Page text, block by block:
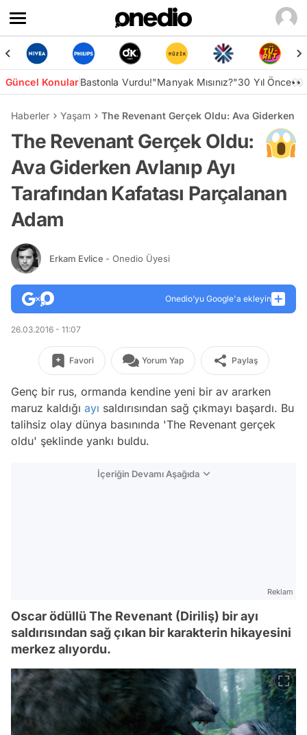
Güncel KonularBastonla Vurdu!"Manyak Mısınız?"30 Yıl Önce👀
Haberler Yaşam The Revenant Gerçek Oldu: Ava Giderken
The Revenant Gerçek Oldu:
Ava Giderken Avlanıp Ayı
Tarafından Kafatası Parçalanan
Adam
Erkam Evlice - Onedio Üyesi
Onedio’yu Google'a ekleyin
26.03.2016 - 11:07
Favori Yorum Yap Paylaş
Genç bir rus, ormanda kendine yeni bir av ararken
maruz kaldığı ayı saldırısından sağ çıkmayı başardı. Bu
talihsiz olay dünya basınında 'The Revenant gerçek
oldu' şeklinde yankı buldu.
İçeriğin Devamı Aşağıda
Reklam
Oscar ödüllü The Revenant (Diriliş) bir ayı
saldırısından sağ çıkan bir karakterin hikayesini
merkez alıyordu.